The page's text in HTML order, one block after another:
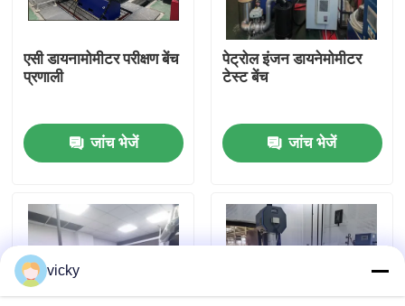
गुणवत्ता नियंत्रण
हमसे संपर्क करें
समाचार
टॉर्क डायनेमोमीटर
हाई स्पीड डायनेमोमीटर
एसी डायनामोमीटर परीक्षण बेंच
प्रणाली
जांच भेजें
पेट्रोल इंजन डायनेमोमीटर
टेस्ट बेंच
जांच भेजें
vicky